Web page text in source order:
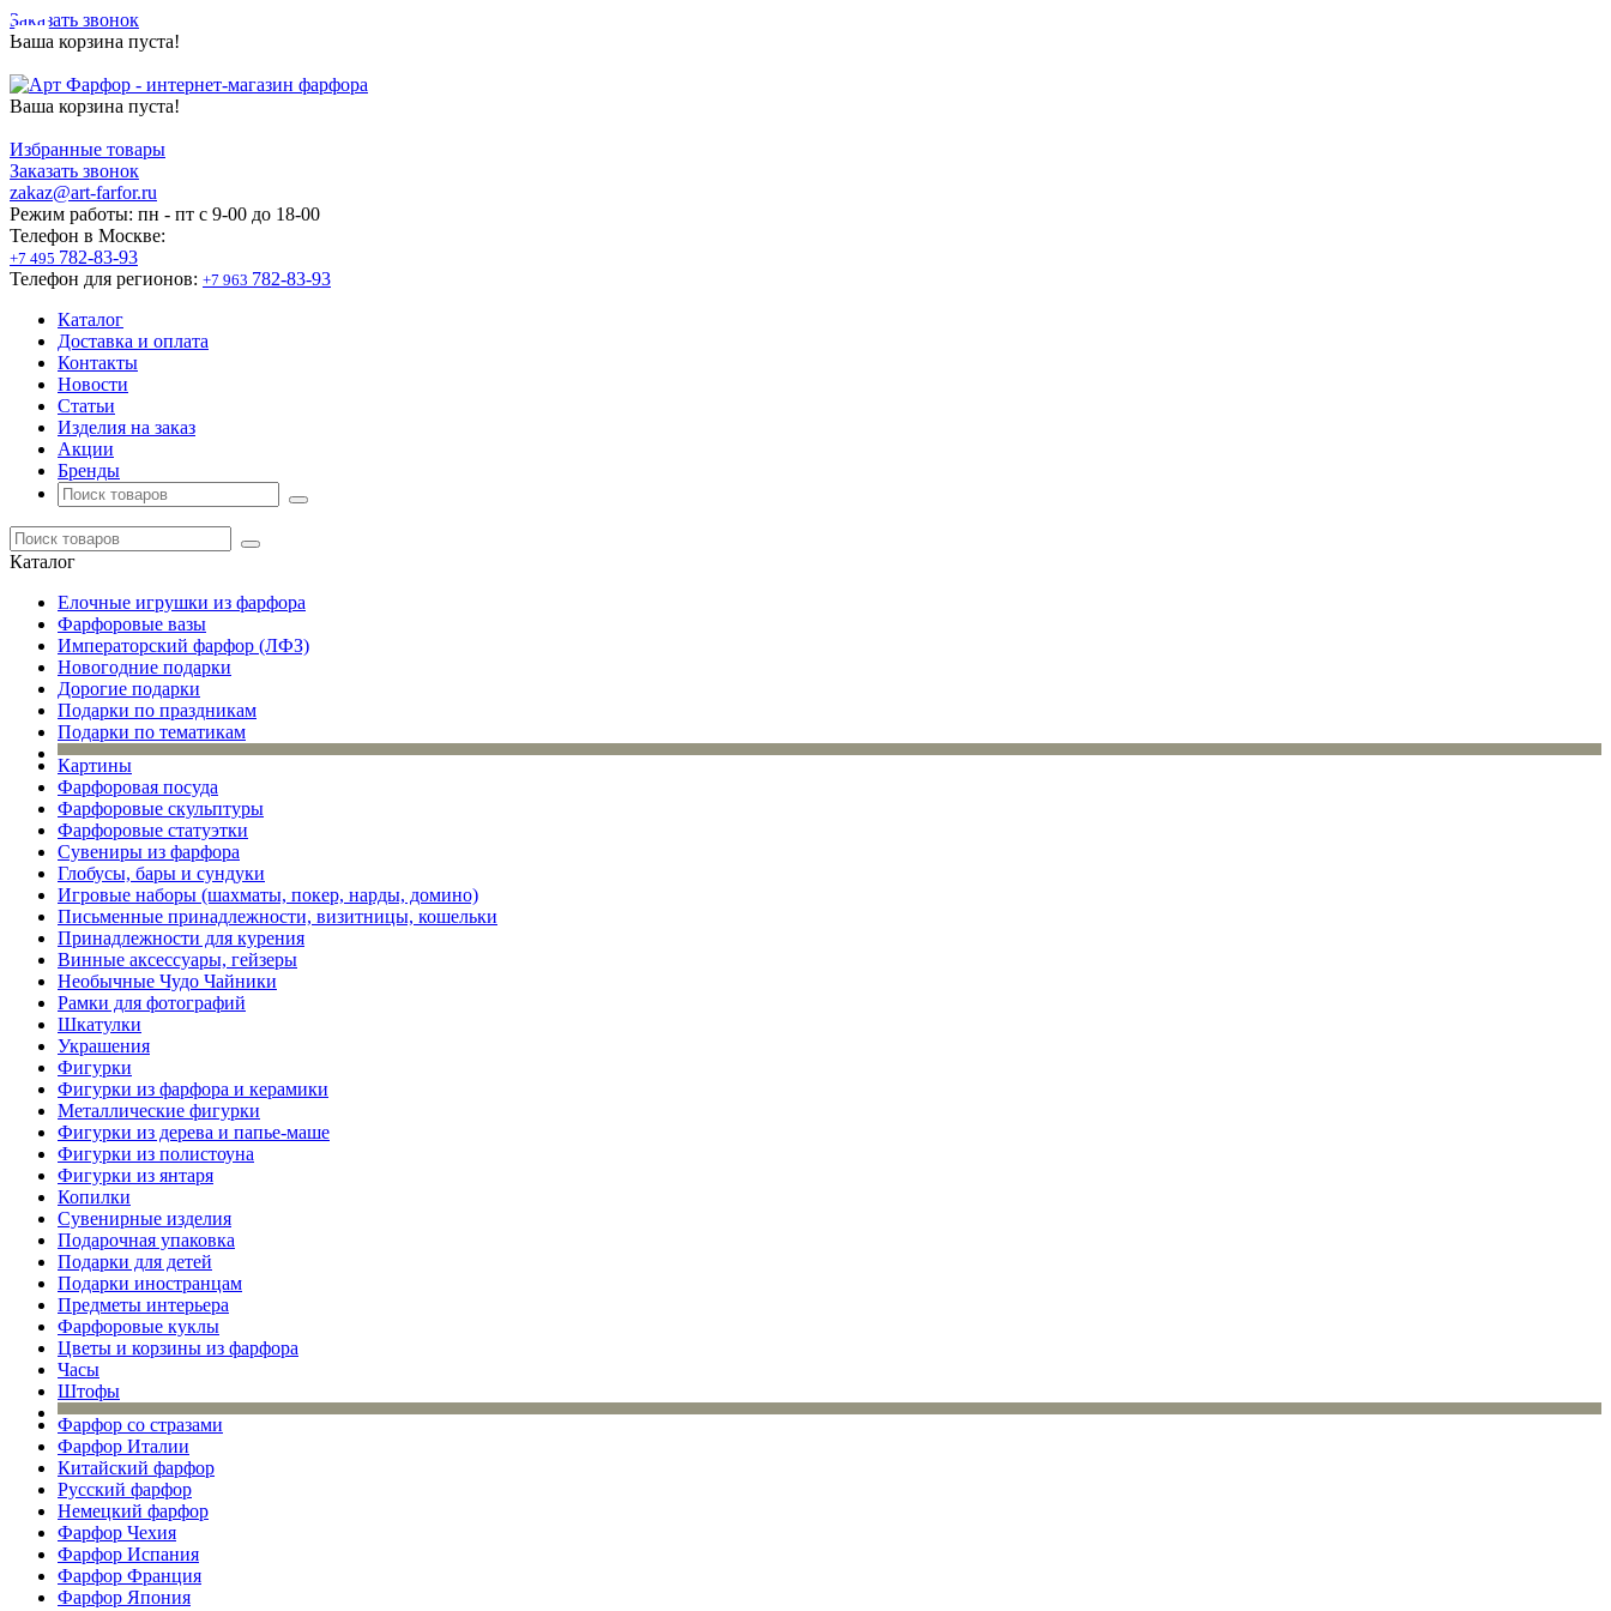
Заказать звонок
Ваша корзина пуста!
Ваша корзина пуста!
Избранные товары
Заказать звонок
zakaz@art-farfor.ru
Режим работы: пн - пт c 9-00 до 18-00
Телефон в Москве:
+7 495 782-83-93
Телефон для регионов: +7 963 782-83-93
Каталог
Доставка и оплата
Контакты
Новости
Статьи
Изделия на заказ
Акции
Бренды
Каталог
Елочные игрушки из фарфора
Фарфоровые вазы
Императорский фарфор (ЛФЗ)
Новогодние подарки
Дорогие подарки
Подарки по праздникам
Подарки по тематикам
Картины
Фарфоровая посуда
Фарфоровые скульптуры
Фарфоровые статуэтки
Сувениры из фарфора
Глобусы, бары и сундуки
Игровые наборы (шахматы, покер, нарды, домино)
Письменные принадлежности, визитницы, кошельки
Принадлежности для курения
Винные аксессуары, гейзеры
Необычные Чудо Чайники
Рамки для фотографий
Шкатулки
Украшения
Фигурки
Фигурки из фарфора и керамики
Металлические фигурки
Фигурки из дерева и папье-маше
Фигурки из полистоуна
Фигурки из янтаря
Копилки
Сувенирные изделия
Подарочная упаковка
Подарки для детей
Подарки иностранцам
Предметы интерьера
Фарфоровые куклы
Цветы и корзины из фарфора
Часы
Штофы
Фарфор со стразами
Фарфор Италии
Китайский фарфор
Русский фарфор
Немецкий фарфор
Фарфор Чехия
Фарфор Испания
Фарфор Франция
Фарфор Япония